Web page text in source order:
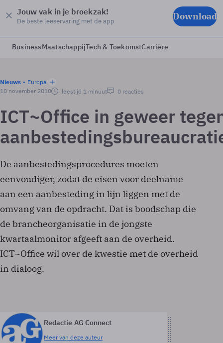
Jouw vak in je broekzak!
De beste leeservaring met de app Download
BusinessMaatschappijTech & ToekomstCarrière
Nieuws
Europa
10 november 2010
leestijd 1 minuut 0 reacties
ICT~Office in geweer
De aanbestedingsprocedures moeten
eenvoudiger, zodat de eisen voor deelname
aan een aanbesteding in lijn liggen met de
omvang van de opdracht. Dat is boodschap die
de brancheorganisatie in de jongste
kwartaalmonitor afgeeft aan de overheid.
ICT~Office wil over de kwestie met de overheid
in dialoog.
Redactie AG Connect
Meer van deze auteur